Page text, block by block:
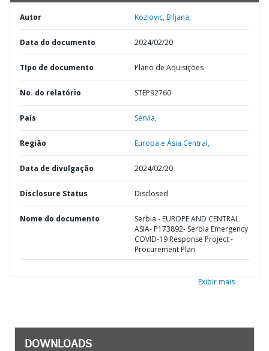
Autor Kozlovic, Biljana;
Data do documento 2024/02/20
TIpo de documento Plano de Aquisições
No. do relatório STEP92760
País Sérvia,
Região Europa e Ásia Central,
Data de divulgação 2024/02/20
Disclosure Status Disclosed
Nome do documento
Serbia - EUROPE AND CENTRAL
ASIA- P173892- Serbia Emergency
COVID-19 Response Project -
Procurement Plan
Exibir mais
DOWNLOADS